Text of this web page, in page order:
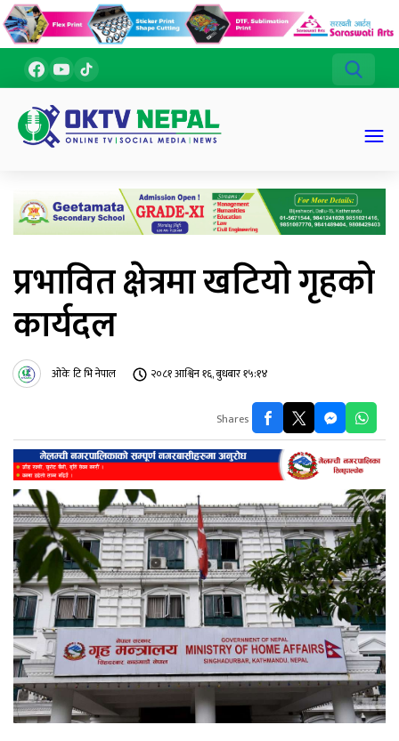
प्रभावित क्षेत्रमा खटियो गृहको
कार्यदल
ओके टि भि नेपाल २०८१ आश्विन १६, बुधबार १५:१४
Shares